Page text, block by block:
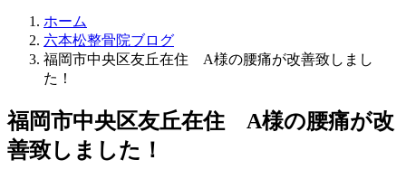
ホーム
六本松整骨院ブログ
福岡市中央区友丘在住 A様の腰痛が改善致しまし
た！
福岡市中央区友丘在住 A様の腰痛が改
善致しました！